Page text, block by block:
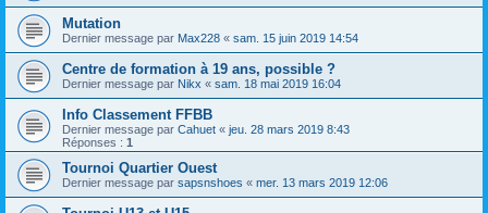
Mutation
Dernier message par Max228 « sam. 15 juin 2019 14:54
Centre de formation à 19 ans, possible ?
Dernier message par Nikx « sam. 18 mai 2019 16:04
Info Classement FFBB
Dernier message par Cahuet « jeu. 28 mars 2019 8:43
Réponses : 1
Tournoi Quartier Ouest
Dernier message par sapsnshoes « mer. 13 mars 2019 12:06